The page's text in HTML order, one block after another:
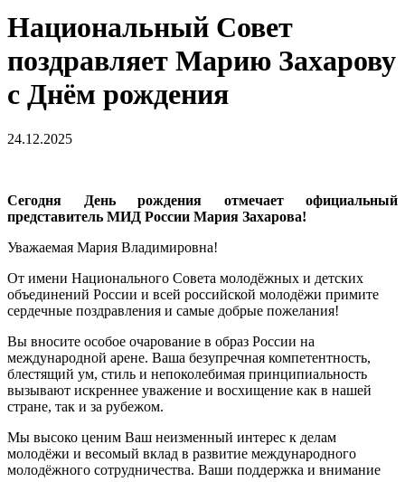
Национальный Совет
поздравляет Марию Захарову
с Днём рождения
24.12.2025
Сегодня День рождения отмечает официальный
представитель МИД России Мария Захарова!
Уважаемая Мария Владимировна!
От имени Национального Совета молодёжных и детских
объединений России и всей российской молодёжи примите
сердечные поздравления и самые добрые пожелания!
Вы вносите особое очарование в образ России на
международной арене. Ваша безупречная компетентность,
блестящий ум, стиль и непоколебимая принципиальность
вызывают искреннее уважение и восхищение как в нашей
стране, так и за рубежом.
Мы высоко ценим Ваш неизменный интерес к делам
молодёжи и весомый вклад в развитие международного
молодёжного сотрудничества. Ваши поддержка и внимание